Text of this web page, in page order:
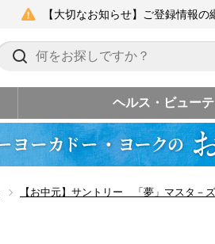
【大切なお知らせ】ご登録情報
ヘルス・ビュー
【お中元】サントリー 「夢」マスタ－